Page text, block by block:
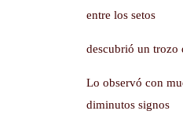
entre los setos
descubrió un trozo
Lo observó con
diminutos signos